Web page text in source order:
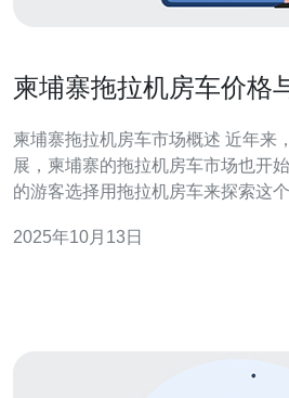
柬埔寨拖拉机房车价格
柬埔寨拖拉机房车市场概述 近年来
展，柬埔寨的拖拉机房车市场也开
的游客选择用拖拉机房车来探索这
租赁市场现状，帮助您更好地了解这一新
2025年10月13日